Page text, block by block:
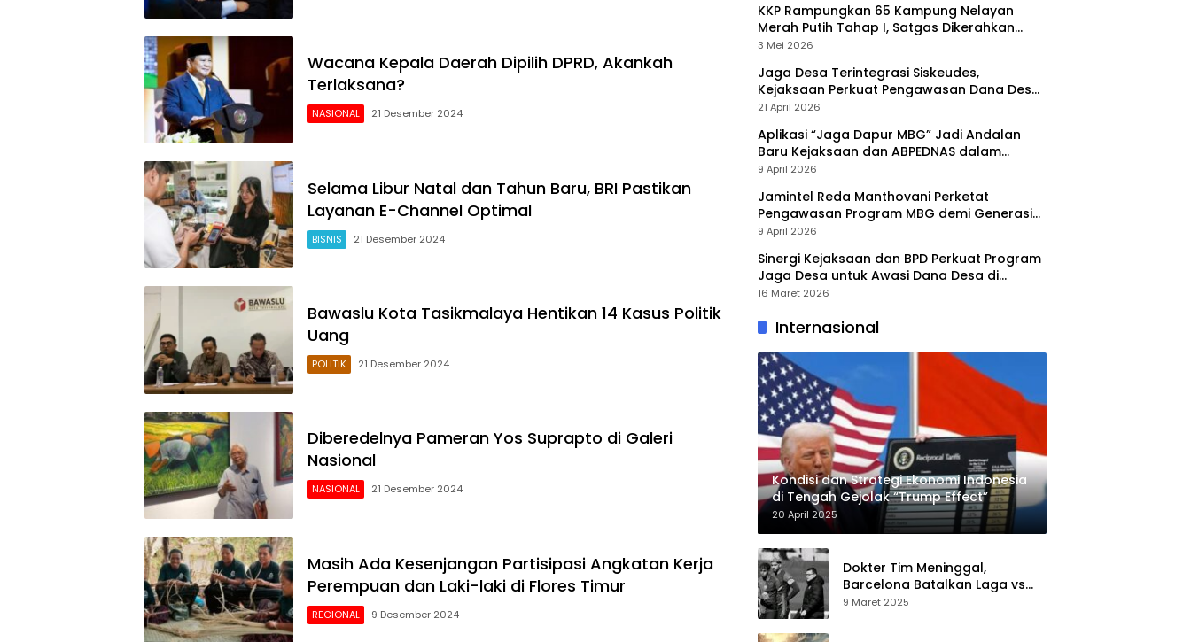
Wacana Kepala Daerah Dipilih DPRD, Akankah
Terlaksana?
NASIONAL 21 Desember 2024
Selama Libur Natal dan Tahun Baru, BRI Pastikan
Layanan E-Channel Optimal
BISNIS 21 Desember 2024
Bawaslu Kota Tasikmalaya Hentikan 14 Kasus Politik
Uang
POLITIK 21 Desember 2024
Diberedelnya Pameran Yos Suprapto di Galeri
Nasional
NASIONAL 21 Desember 2024
Masih Ada Kesenjangan Partisipasi Angkatan Kerja
Perempuan dan Laki-laki di Flores Timur
REGIONAL 9 Desember 2024
KKP Rampungkan 65 Kampung Nelayan
Merah Putih Tahap I, Satgas Dikerahkan
Percepat Operasional
3 Mei 2026
Jaga Desa Terintegrasi Siskeudes,
Kejaksaan Perkuat Pengawasan Dana Desa
Secara Real Time
21 April 2026
Aplikasi “Jaga Dapur MBG” Jadi Andalan
Baru Kejaksaan dan ABPEDNAS dalam
Pengawasan Program Gizi Nasional
9 April 2026
Jamintel Reda Manthovani Perketat
Pengawasan Program MBG demi Generasi
Emas Indonesia
9 April 2026
Sinergi Kejaksaan dan BPD Perkuat Program
Jaga Desa untuk Awasi Dana Desa di
Lampung Selatan
16 Maret 2026
Internasional
Kondisi dan Strategi Ekonomi Indonesia
di Tengah Gejolak “Trump Effect”
20 April 2025
Dokter Tim Meninggal,
Barcelona Batalkan Laga vs
Osasuna
9 Maret 2025